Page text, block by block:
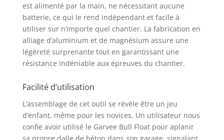
est alimenté par la main, ne nécessitant aucune
batterie, ce qui le rend indépendant et facile à
utiliser sur n’importe quel chantier. La fabrication en
alliage d’aluminium et de magnésium assure une
légèreté surprenante tout en garantissant une
résistance indéniable aux épreuves du chantier.
Facilité d’utilisation
L’assemblage de cet outil se révèle être un jeu
d’enfant, même pour les novices. Un utilisateur nous
confie avoir utilisé le Garvee Bull Float pour aplanir